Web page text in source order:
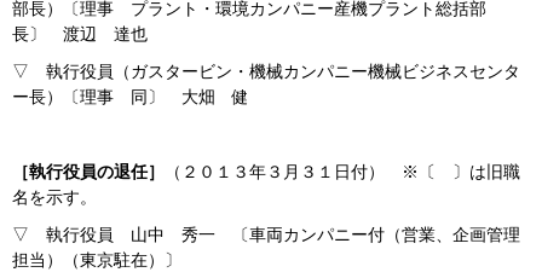
部長）〔理事 プラント・環境カンパニー産機プラント総括部
長〕 渡辺 達也
▽ 執行役員（ガスタービン・機械カンパニー機械ビジネスセンタ
ー長）〔理事 同〕 大畑 健
［執行役員の退任］
（２０１３年３月３１日付） ※〔 〕は旧職
名を示す。
▽ 執行役員 山中 秀一 〔車両カンパニー付（営業、企画管理
担当）（東京駐在）〕